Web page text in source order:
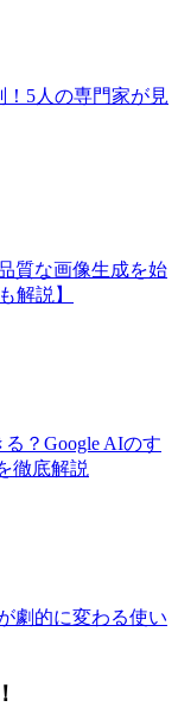
！5人の専門家が見
質な画像生成を始
解説】
る？Google AIのす
徹底解説
劇的に変わる使い